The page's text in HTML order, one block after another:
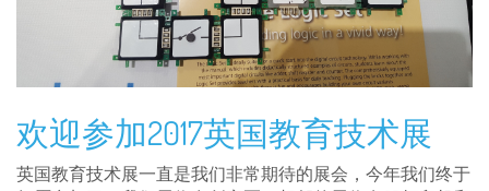
欢迎参加2017英国教育技术展
英国教育技术展一直是我们非常期待的展会，今年我们终于